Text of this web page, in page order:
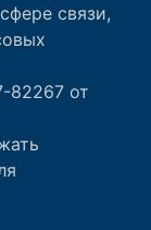
связи,
82267 от